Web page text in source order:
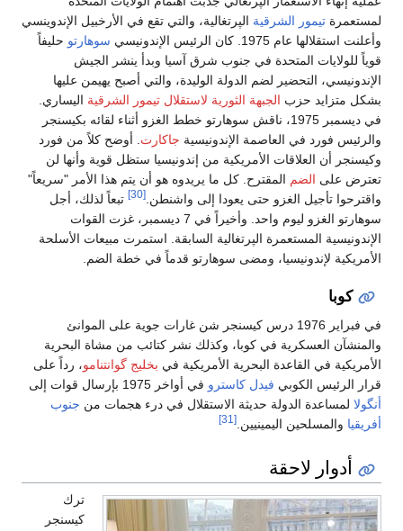
لمستعمرة تيمور الشرقية الپرتغالية، والتي تقع في الأرخبيل الإندوينسي
وأعلنت استقلالها عام 1975. كان الرئيس الإندونيسي
سوهارتو حليفاً
قوياً للولايات المتحدة في جنوب شرق آسيا وبدأ ينشر الجيش
الإندونيسي، التحضير لضم الدولة الوليدة، والتي أصبح يهيمن عليها
بشكل متزايد حزب الجبهة الثورية لاستقلال تيمور الشرقية اليساري.
في ديسمبر 1975، ناقش سوهارتو خطط الغزو أثناء لقائه بكيسنجر
والرئيس فورد في العاصمة الإندونيسية جاكارت . أوضح كلاً من فورد
وكيسنجر أن العلاقات الأمريكية من إندونيسيا ستظل قوية وأنها لن
تعترض على الضم المقترح. كل ما يريدوه هو أن يتم هذا الأمر "سريعاً"
واقترحوا تأجيل الغزو حتى يعودا إلى واشنطن. [30]
تبعاً لذلك، أجل
سوهارتو الغزو ليوم واحد. وأخيراً في 7 ديسمبر، غزت القوات
الإندونيسية المستعمرة الپرتغالية السابقة. استمرت مبيعات الأسلحة
الأمريكية لإندونيسيا، ومضى سوهارتو قدماً في خطة الضم.
كوبا
في فبراير 1976 درس كيسنجر شن غارات جوية على الموانئ
والمنشآن العسكرية في كوبا، وكذلك نشر كتائب من مشاة البحرية
الأمريكية في القاعدة البحرية الأمريكية في بخليج گوانتنامو، رداً على
قرار الرئيس الكوبي فيدل كاسترو في أواخر 1975 بإرسال قوات إلى
أنگولا لمساعدة الدولة حديثة الاستقلال في درء هجمات من جنوب
أفريقيا والمسلحين اليمينيين. [31]
أدوار لاحقة
ترك
كيسنجر